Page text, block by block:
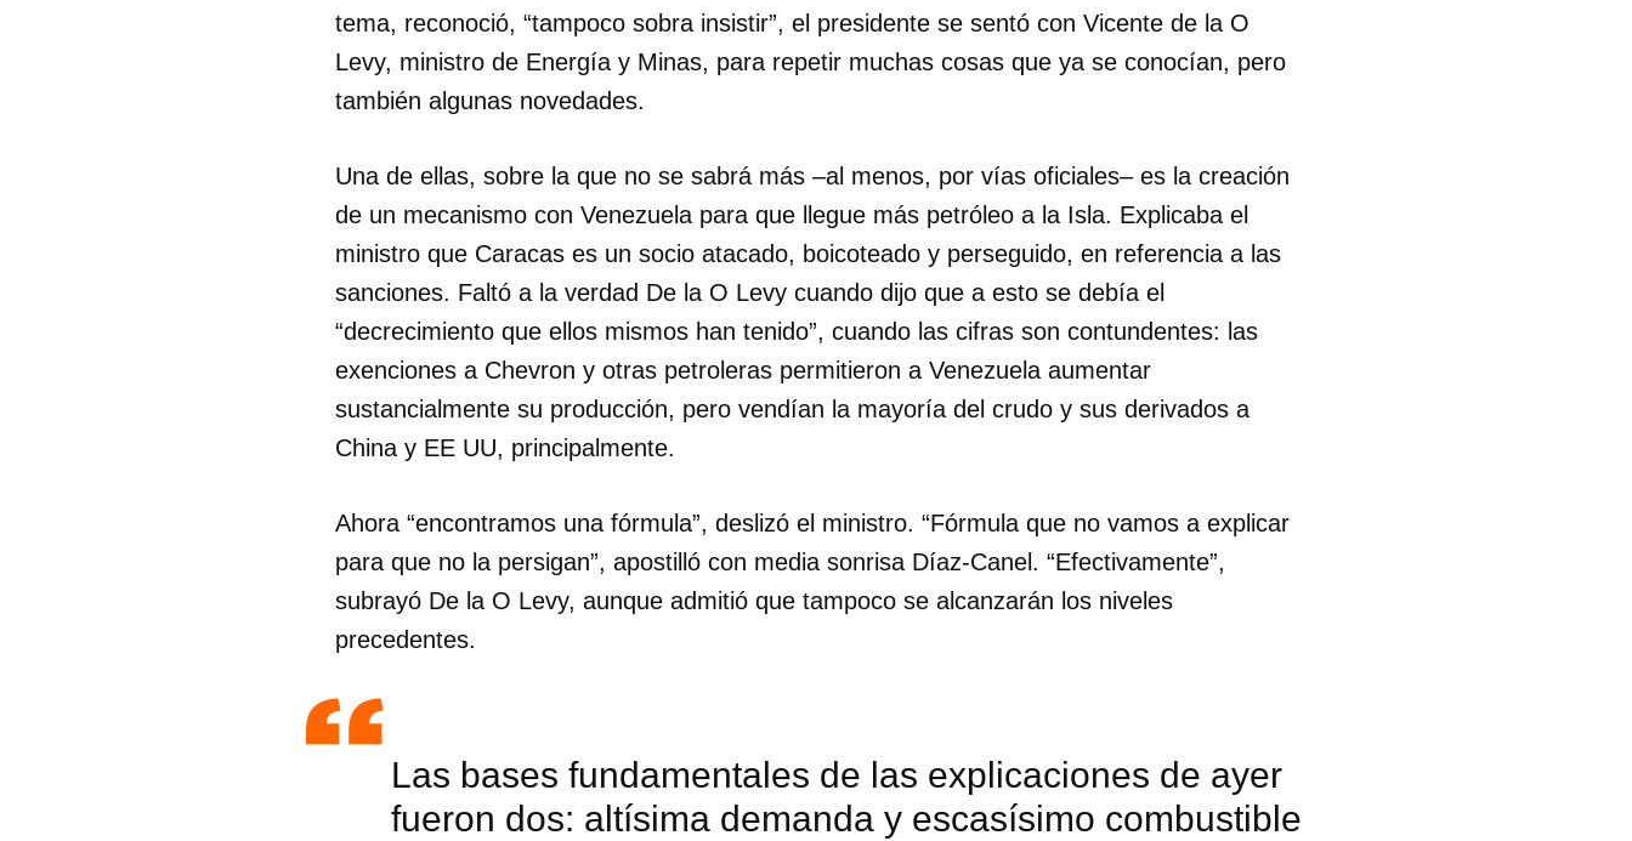
tema, reconoció, “tampoco sobra insistir”, el presidente se sentó con Vicente de la O
Levy, ministro de Energía y Minas, para repetir muchas cosas que ya se conocían, pero
también algunas novedades.
Una de ellas, sobre la que no se sabrá más –al menos, por vías oficiales– es la creación
de un mecanismo con Venezuela para que llegue más petróleo a la Isla. Explicaba el
ministro que Caracas es un socio atacado, boicoteado y perseguido, en referencia a las
sanciones. Faltó a la verdad De la O Levy cuando dijo que a esto se debía el
“decrecimiento que ellos mismos han tenido”, cuando las cifras son contundentes: las
exenciones a Chevron y otras petroleras permitieron a Venezuela aumentar
sustancialmente su producción, pero vendían la mayoría del crudo y sus derivados a
China y EE UU, principalmente.
Ahora “encontramos una fórmula”, deslizó el ministro. “Fórmula que no vamos a explicar
para que no la persigan”, apostilló con media sonrisa Díaz-Canel. “Efectivamente”,
subrayó De la O Levy, aunque admitió que tampoco se alcanzarán los niveles
precedentes.
Las bases fundamentales de las explicaciones de ayer
fueron dos: altísima demanda y escasísimo combustible